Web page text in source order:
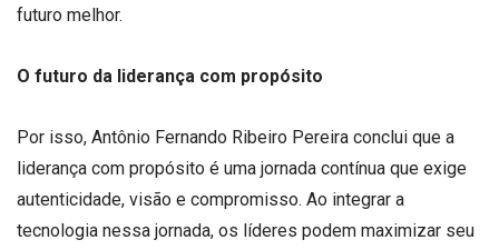
futuro melhor.
O futuro da liderança com propósito
Por isso, Antônio Fernando Ribeiro Pereira conclui que a
liderança com propósito é uma jornada contínua que exige
autenticidade, visão e compromisso. Ao integrar a
tecnologia nessa jornada, os líderes podem maximizar seu